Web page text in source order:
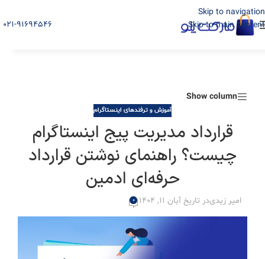
Skip to navigation
Skip to main content
021-91694546
Show column
آموزش و ترفندهای اینستاگرام
قرارداد مدیریت پیج اینستاگرام
چیست؟ راهنمای نوشتن قرارداد
حرفه‌ای ادمین
امیر زیدیدر تاریخ آبان 11, 1404 0